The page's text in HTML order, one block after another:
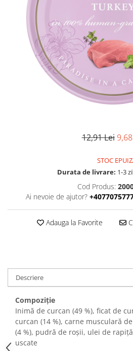
12,91 Lei
STOC
Durata de livrare: 1-3
Cod Produs:
Ai nevoie de ajutor?
Adauga la Favorite
Descriere
Compoziţie
Inimă de curcan (49 %), ficat de
curcan (14 %), carne musculară
(4 %), pudră de roșii, ulei de
uscate